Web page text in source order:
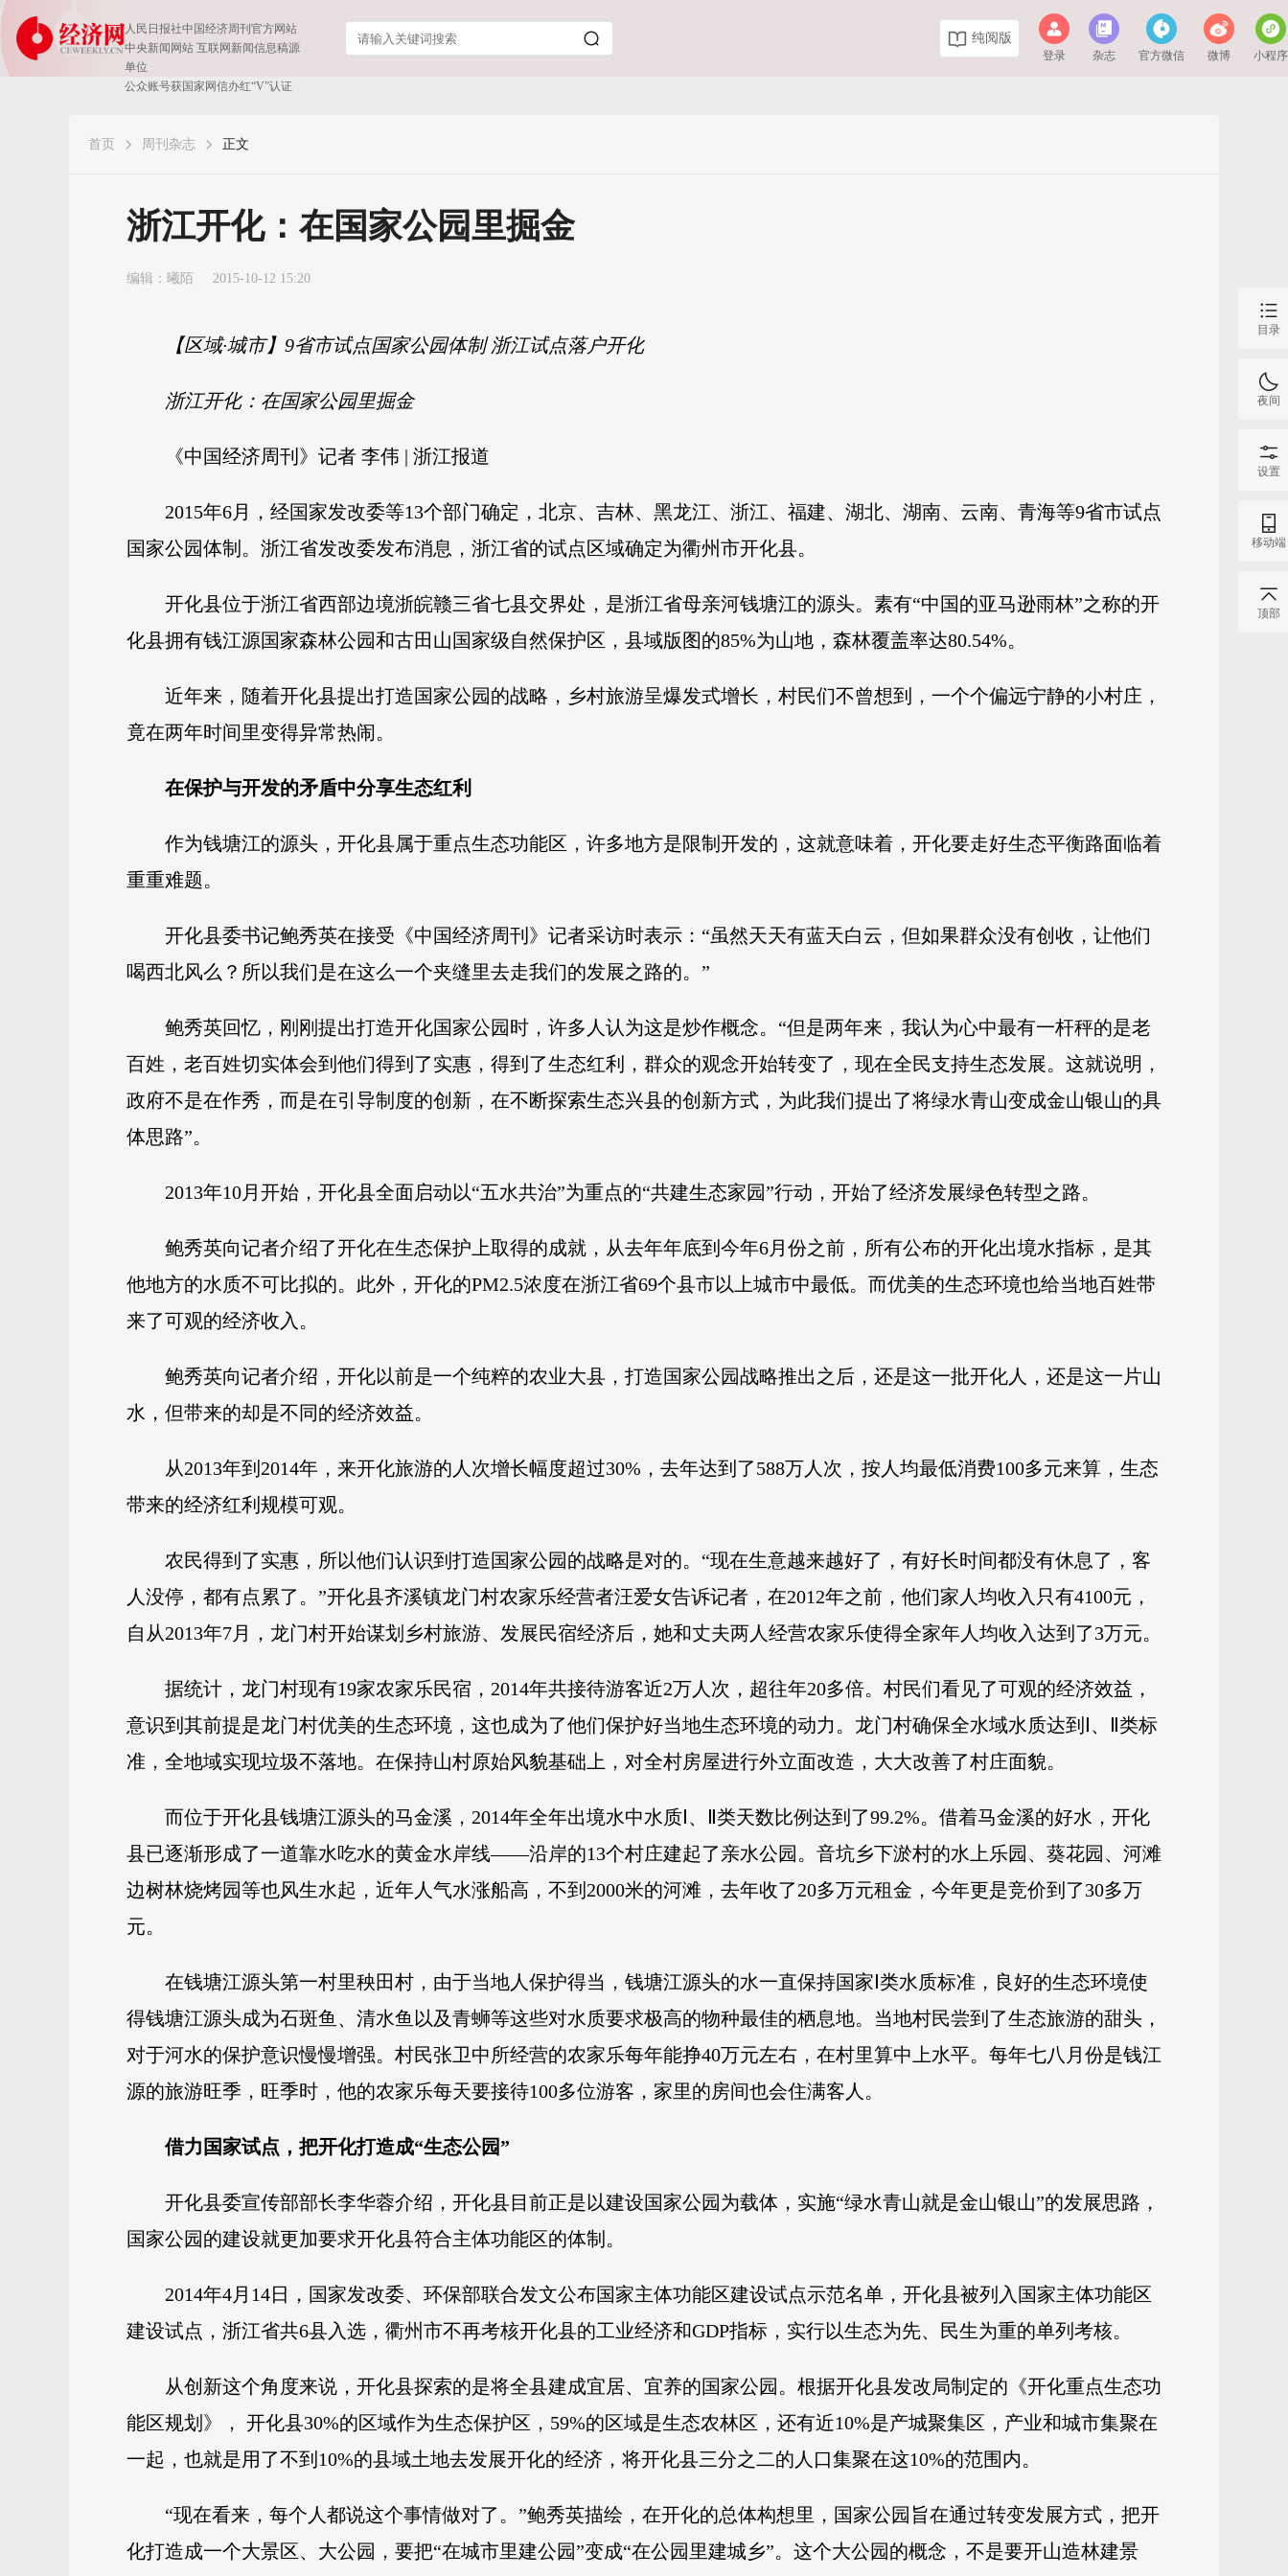
人民日报社中国经济周刊官方网站
中央新闻网站 互联网新闻信息稿源
单位
公众账号获国家网信办红“V”认证
纯阅版
登录 杂志 官方微信 微博 小程序
首页 周刊杂志 正文
浙江开化：在国家公园里掘金
编辑：曦陌 2015-10-12 15:20
【区域·城市】9省市试点国家公园体制 浙江试点落户开化
浙江开化：在国家公园里掘金
《中国经济周刊》记者 李伟 | 浙江报道
2015年6月，经国家发改委等13个部门确定，北京、吉林、黑龙江、浙江、福建、湖北、湖南、云南、青海等9省市试点
国家公园体制。浙江省发改委发布消息，浙江省的试点区域确定为衢州市开化县。
开化县位于浙江省西部边境浙皖赣三省七县交界处，是浙江省母亲河钱塘江的源头。素有“中国的亚马逊雨林”之称的开
化县拥有钱江源国家森林公园和古田山国家级自然保护区，县域版图的85%为山地，森林覆盖率达80.54%。
近年来，随着开化县提出打造国家公园的战略，乡村旅游呈爆发式增长，村民们不曾想到，一个个偏远宁静的小村庄，
竟在两年时间里变得异常热闹。
在保护与开发的矛盾中分享生态红利
作为钱塘江的源头，开化县属于重点生态功能区，许多地方是限制开发的，这就意味着，开化要走好生态平衡路面临着
重重难题。
开化县委书记鲍秀英在接受《中国经济周刊》记者采访时表示：“虽然天天有蓝天白云，但如果群众没有创收，让他们
喝西北风么？所以我们是在这么一个夹缝里去走我们的发展之路的。”
鲍秀英回忆，刚刚提出打造开化国家公园时，许多人认为这是炒作概念。“但是两年来，我认为心中最有一杆秤的是老
百姓，老百姓切实体会到他们得到了实惠，得到了生态红利，群众的观念开始转变了，现在全民支持生态发展。这就说明，
政府不是在作秀，而是在引导制度的创新，在不断探索生态兴县的创新方式，为此我们提出了将绿水青山变成金山银山的具
体思路”。
2013年10月开始，开化县全面启动以“五水共治”为重点的“共建生态家园”行动，开始了经济发展绿色转型之路。
鲍秀英向记者介绍了开化在生态保护上取得的成就，从去年年底到今年6月份之前，所有公布的开化出境水指标，是其
他地方的水质不可比拟的。此外，开化的PM2.5浓度在浙江省69个县市以上城市中最低。而优美的生态环境也给当地百姓带
来了可观的经济收入。
鲍秀英向记者介绍，开化以前是一个纯粹的农业大县，打造国家公园战略推出之后，还是这一批开化人，还是这一片山
水，但带来的却是不同的经济效益。
从2013年到2014年，来开化旅游的人次增长幅度超过30%，去年达到了588万人次，按人均最低消费100多元来算，生态
带来的经济红利规模可观。
农民得到了实惠，所以他们认识到打造国家公园的战略是对的。“现在生意越来越好了，有好长时间都没有休息了，客
人没停，都有点累了。”开化县齐溪镇龙门村农家乐经营者汪爱女告诉记者，在2012年之前，他们家人均收入只有4100元，
自从2013年7月，龙门村开始谋划乡村旅游、发展民宿经济后，她和丈夫两人经营农家乐使得全家年人均收入达到了3万元。
据统计，龙门村现有19家农家乐民宿，2014年共接待游客近2万人次，超往年20多倍。村民们看见了可观的经济效益，
意识到其前提是龙门村优美的生态环境，这也成为了他们保护好当地生态环境的动力。龙门村确保全水域水质达到Ⅰ、Ⅱ类标
准，全地域实现垃圾不落地。在保持山村原始风貌基础上，对全村房屋进行外立面改造，大大改善了村庄面貌。
而位于开化县钱塘江源头的马金溪，2014年全年出境水中水质Ⅰ、Ⅱ类天数比例达到了99.2%。借着马金溪的好水，开化
县已逐渐形成了一道靠水吃水的黄金水岸线——沿岸的13个村庄建起了亲水公园。音坑乡下淤村的水上乐园、葵花园、河滩
边树林烧烤园等也风生水起，近年人气水涨船高，不到2000米的河滩，去年收了20多万元租金，今年更是竞价到了30多万
元。
在钱塘江源头第一村里秧田村，由于当地人保护得当，钱塘江源头的水一直保持国家Ⅰ类水质标准，良好的生态环境使
得钱塘江源头成为石斑鱼、清水鱼以及青蛳等这些对水质要求极高的物种最佳的栖息地。当地村民尝到了生态旅游的甜头，
对于河水的保护意识慢慢增强。村民张卫中所经营的农家乐每年能挣40万元左右，在村里算中上水平。每年七八月份是钱江
源的旅游旺季，旺季时，他的农家乐每天要接待100多位游客，家里的房间也会住满客人。
借力国家试点，把开化打造成“生态公园”
开化县委宣传部部长李华蓉介绍，开化县目前正是以建设国家公园为载体，实施“绿水青山就是金山银山”的发展思路，
国家公园的建设就更加要求开化县符合主体功能区的体制。
2014年4月14日，国家发改委、环保部联合发文公布国家主体功能区建设试点示范名单，开化县被列入国家主体功能区
建设试点，浙江省共6县入选，衢州市不再考核开化县的工业经济和GDP指标，实行以生态为先、民生为重的单列考核。
从创新这个角度来说，开化县探索的是将全县建成宜居、宜养的国家公园。根据开化县发改局制定的《开化重点生态功
能区规划》， 开化县30%的区域作为生态保护区，59%的区域是生态农林区，还有近10%是产城聚集区，产业和城市集聚在
一起，也就是用了不到10%的县域土地去发展开化的经济，将开化县三分之二的人口集聚在这10%的范围内。
“现在看来，每个人都说这个事情做对了。”鲍秀英描绘，在开化的总体构想里，国家公园旨在通过转变发展方式，把开
化打造成一个大景区、大公园，要把“在城市里建公园”变成“在公园里建城乡”。这个大公园的概念，不是要开山造林建景
目录
夜间
设置
移动端
顶部